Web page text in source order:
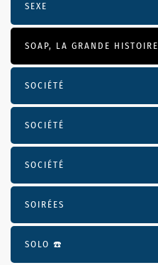
SEXE
SOAP, LA GRANDE HISTOIRE
SOCIÉTÉ
SOCIÉTÉ
SOCIÉTÉ
SOIRÉES
SOLO ☎️